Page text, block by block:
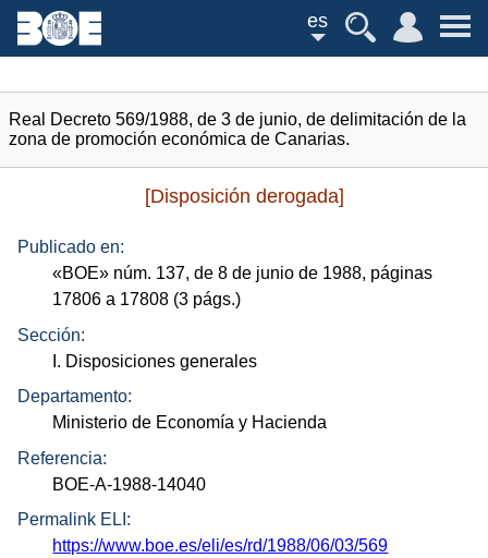
es
Real Decreto 569/1988, de 3 de junio, de delimitación de la
zona de promoción económica de Canarias.
[Disposición derogada]
Publicado en:
«BOE» núm. 137, de 8 de junio de 1988, páginas
17806 a 17808 (3 págs.)
Sección:
I. Disposiciones generales
Departamento:
Ministerio de Economía y Hacienda
Referencia:
BOE-A-1988-14040
Permalink ELI:
https://www.boe.es/eli/es/rd/1988/06/03/569